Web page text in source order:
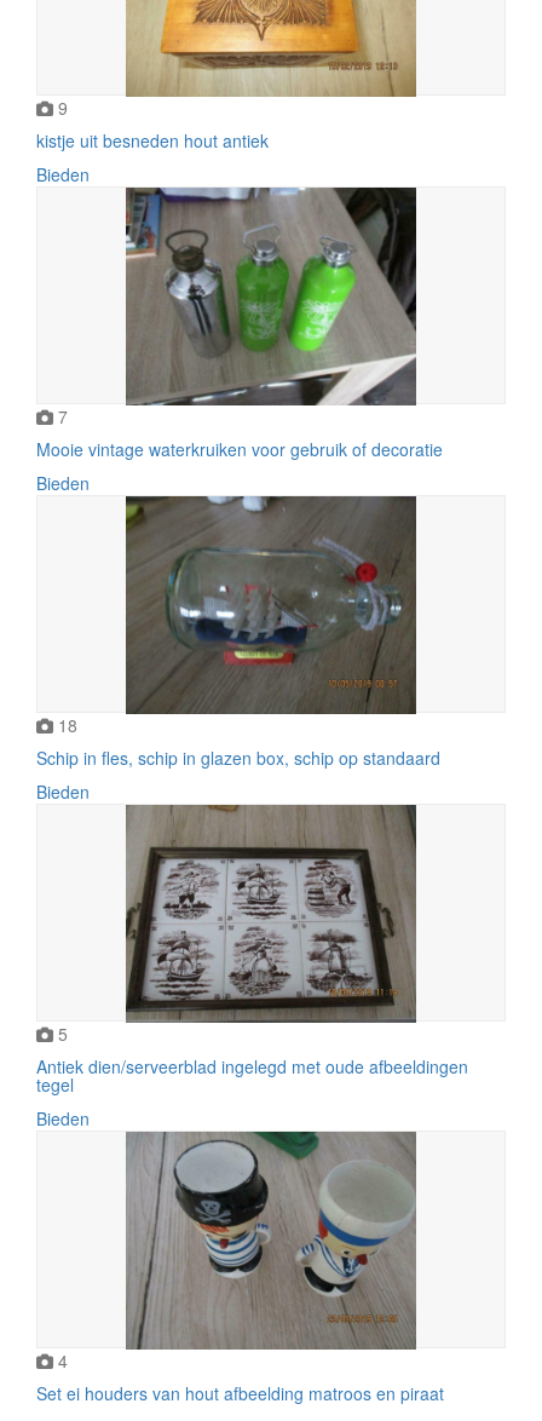
9
kistje uit besneden hout antiek
Bieden
7
Mooie vintage waterkruiken voor gebruik of decoratie
Bieden
18
Schip in fles, schip in glazen box, schip op standaard
Bieden
5
Antiek dien/serveerblad ingelegd met oude afbeeldingen
tegel
Bieden
4
Set ei houders van hout afbeelding matroos en piraat